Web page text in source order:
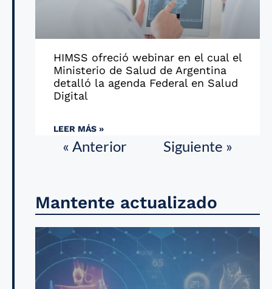
HIMSS ofreció webinar en el cual el
Ministerio de Salud de Argentina
detalló la agenda Federal en Salud
Digital
LEER MÁS »
« Anterior Siguiente »
Mantente actualizado